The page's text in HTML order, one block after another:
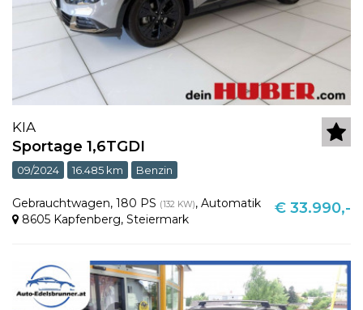
KIA
Sportage 1,6TGDI
09/2024 16.485 km Benzin
Gebrauchtwagen, 180 PS (132 KW), Automatik
8605 Kapfenberg, Steiermark
€ 33.990,-